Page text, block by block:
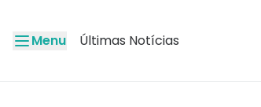
Menu Últimas Notícias